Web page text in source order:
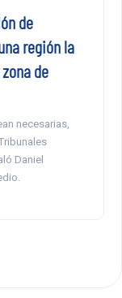
de
región la
de
necesarias,
Daniel